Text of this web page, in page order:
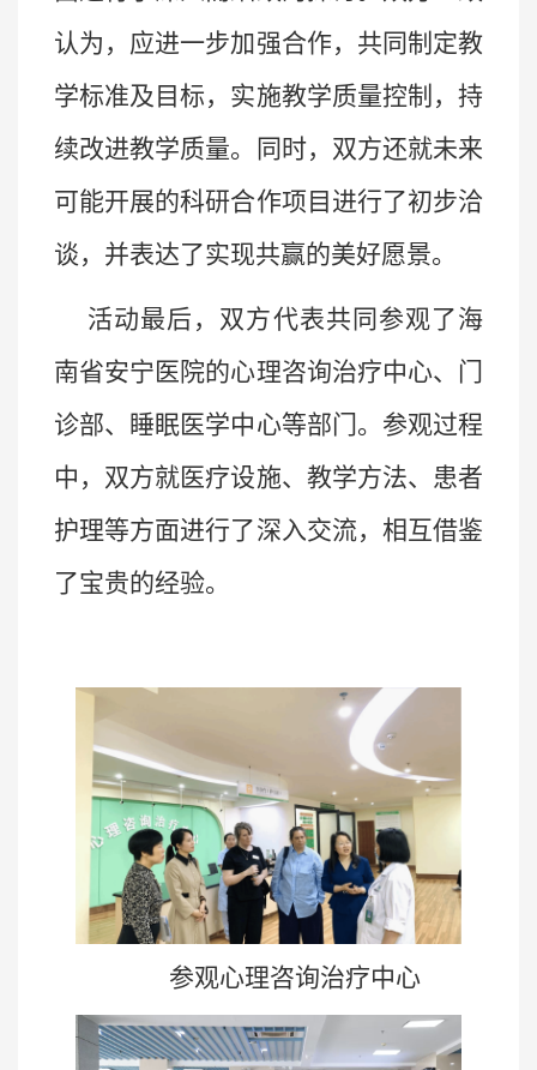
认为，应进一步加强合作，共同制定教
学标准及目标，实施教学质量控制，持
续改进教学质量。同时，双方还就未来
可能开展的科研合作项目进行了初步洽
谈，并表达了实现共赢的美好愿景。
活动最后，双方代表共同参观了海
南省安宁医院的心理咨询治疗中心、门
诊部、睡眠医学中心等部门。参观过程
中，双方就医疗设施、教学方法、患者
护理等方面进行了深入交流，相互借鉴
了宝贵的经验。
参观心理咨询治疗中心